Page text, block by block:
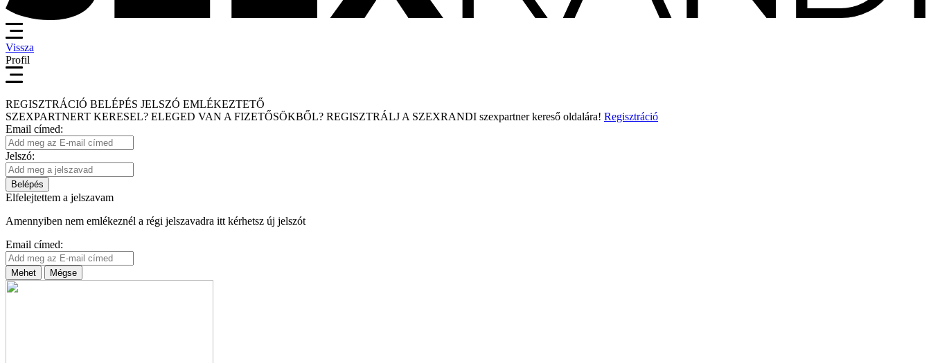
Vissza
Profil
REGISZTRÁCIÓ BELÉPÉS JELSZÓ EMLÉKEZTETŐ
SZEXPARTNERT KERESEL? ELEGED VAN A FIZETŐSÖKBŐL? REGISZTRÁLJ A SZEXRANDI szexpartner kereső oldalára! Regisztráció
Email címed:
Jelszó:
Belépés
Elfelejtettem a jelszavam
Amennyiben nem emlékeznél a régi jelszavadra itt kérhetsz új jelszót
Email címed:
Mehet Mégse